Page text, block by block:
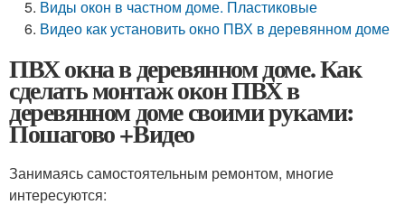
Виды окон в частном доме. Пластиковые
Видео как установить окно ПВХ в деревянном доме
ПВХ окна в деревянном доме. Как
сделать монтаж окон ПВХ в
деревянном доме своими руками:
Пошагово +Видео
Занимаясь самостоятельным ремонтом, многие
интересуются: